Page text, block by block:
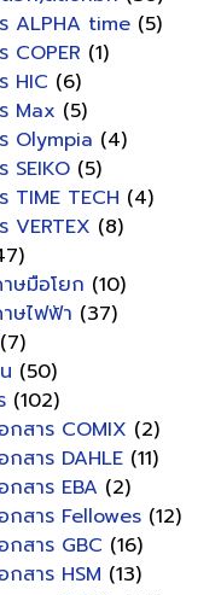
ALPHA time (5)
COPER (1)
HIC (6)
Max (5)
Olympia (4)
SEIKO (5)
TIME TECH (4)
VERTEX (8)
ษมือโยก (10)
ษไฟฟ้า (37)
(7)
(50)
(102)
กสาร COMIX (2)
กสาร DAHLE (11)
กสาร EBA (2)
กสาร Fellowes (12)
กสาร GBC (16)
กสาร HSM (13)